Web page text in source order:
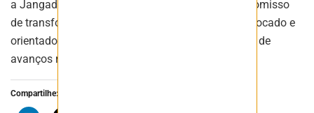
a Jangada, a nomeação de Misk reforça o compromisso
de transformar a operação em um negócio mais focado e
orientado por excelência técnica, com perspectiva de
avanços rápidos sob sua condução.
Compartilhe: